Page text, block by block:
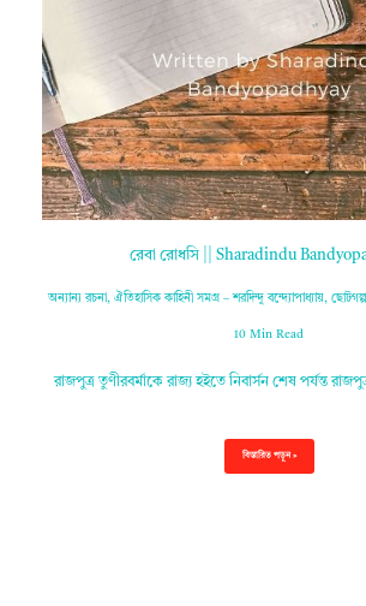
রেবা রোধসি || Sharadindu
অন্যান্য রচনা, ঐতিহাসিক কাহিনী সমগ্র – শরদিন্দু বন্দ্যোপাধ্যায়, ছোটগল্প
10 Min Read
রাজপুত্র তুণীরবর্মাকে রাজ্য হইতে নিবার্সন শেষ পর্যন্ত
বিস্তারিত পড়ুন »